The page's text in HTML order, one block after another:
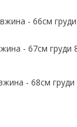
- 66см
- 67см груди
- 68см